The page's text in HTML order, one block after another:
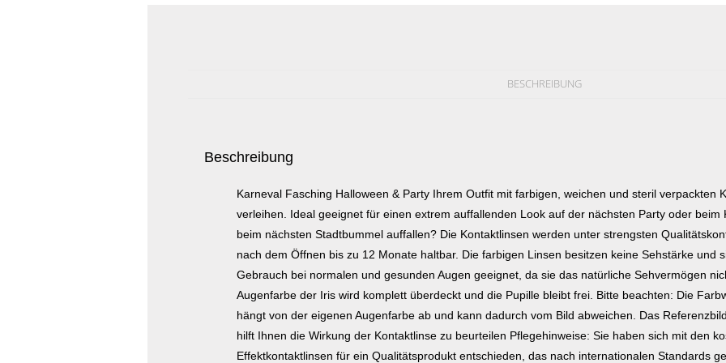
BESCHREIBUNG
Beschreibung
Karneval Fasching Halloween & Party Ihrem Outfit mit farbigen, weichen und steril verpackten
verleihen. Ideal geeignet für einen extrem auffallenden Look auf der nächsten Party oder beim
beim nächsten Stadtbummel auffallen? Die Kontaktlinsen werden unter strengsten
nach dem Öffnen bis zu 12 Monate haltbar. Die farbigen Linsen besitzen keine Sehstärke und
Gebrauch bei normalen und gesunden Augen geeignet, da sie das natürliche Sehvermögen
Augenfarbe der Iris wird komplett überdeckt und die Pupille bleibt frei. Bitte beachten: Die
hängt von der eigenen Augenfarbe ab und kann dadurch vom Bild abweichen. Das
hilft Ihnen die Wirkung der Kontaktlinse zu beurteilen Pflegehinweise: Sie haben sich mit den
Effektkontaktlinsen für ein Qualitätsprodukt entschieden, das nach internationalen Standards